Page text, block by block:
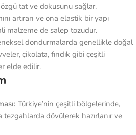
tat ve dokusunu sağlar.
artıran ve ona elastik bir yapı
malzeme de salep tozudur.
dondurmalarda genellikle doğal
çikolata, fındık gibi çeşitli
elde edilir.
Türkiye’nin çeşitli bölgelerinde,
dövülerek hazırlanır ve